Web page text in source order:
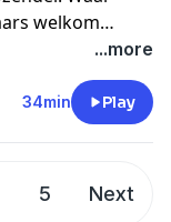
welkom
zijn dat nu
je de naam,
hun stem en de
die een
...more
34min Play
5 Next